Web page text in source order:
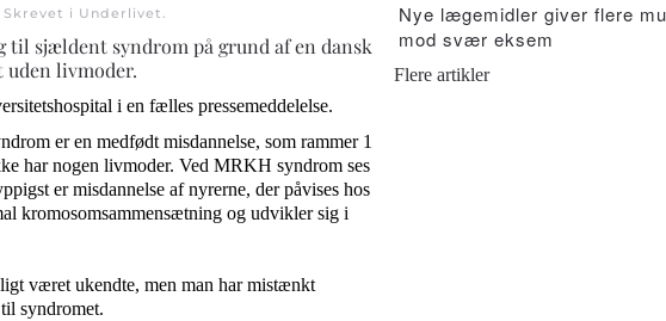
Skrevet i Underlivet.
til sjældent syndrom på grund af en dansk
uden livmoder.
i en fælles pressemeddelelse.
er en medfødt misdannelse, som rammer 1
har nogen livmoder. Ved MRKH syndrom ses
er misdannelse af nyrerne, der påvises hos
kromosomsammensætning og udvikler sig i
været ukendte, men man har mistænkt
syndromet.
Nye lægemidler giver flere
mod svær eksem
Flere artikler